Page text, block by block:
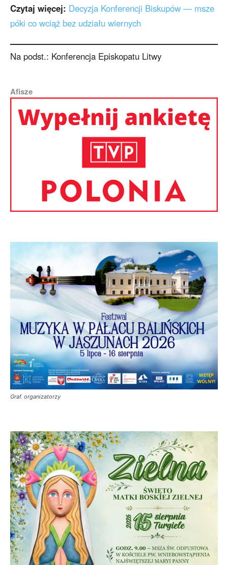
Czytaj więcej: Decyzja Konferencji Biskupów — msze
póki co wciąż bez udziału wiernych
Na podst.: Konferencja Episkopatu Litwy
Afisze
Graf. organizatorzy